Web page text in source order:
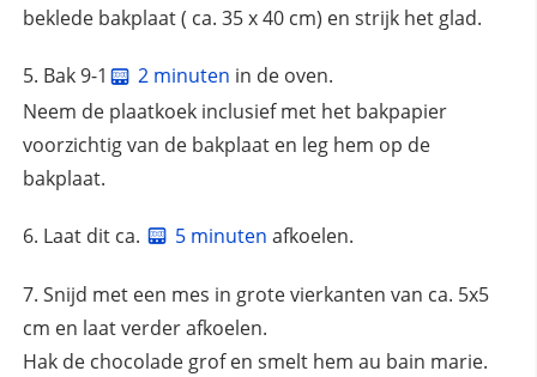
beklede bakplaat ( ca. 35 x 40 cm) en strijk het glad.
Bak 9-1 2 minuten in de oven.
Neem de plaatkoek inclusief met het bakpapier
voorzichtig van de bakplaat en leg hem op de
bakplaat.
Laat dit ca. 5 minuten afkoelen.
Snijd met een mes in grote vierkanten van ca. 5x5
cm en laat verder afkoelen.
Hak de chocolade grof en smelt hem au bain marie.